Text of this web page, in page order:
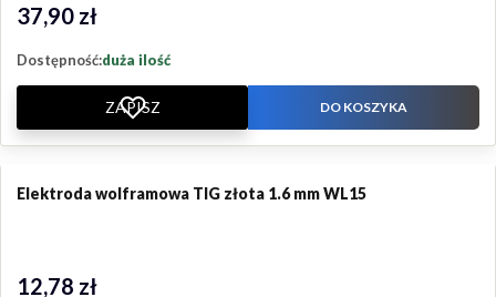
Cena
37,90 zł
Dostępność:duża ilość
ZAPISZ DO KOSZYKA
Elektroda wolframowa TIG złota 1.6 mm WL15
Cena
12,78 zł